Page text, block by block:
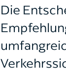
Die